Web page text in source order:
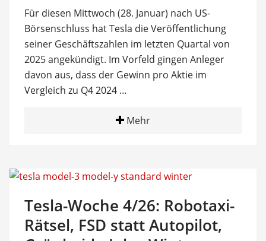
Für diesen Mittwoch (28. Januar) nach US-
Börsenschluss hat Tesla die Veröffentlichung
seiner Geschäftszahlen im letzten Quartal von
2025 angekündigt. Im Vorfeld gingen Anleger
davon aus, dass der Gewinn pro Aktie im
Vergleich zu Q4 2024 …
Mehr
Tesla-Woche 4/26: Robotaxi-
Rätsel, FSD statt Autopilot,